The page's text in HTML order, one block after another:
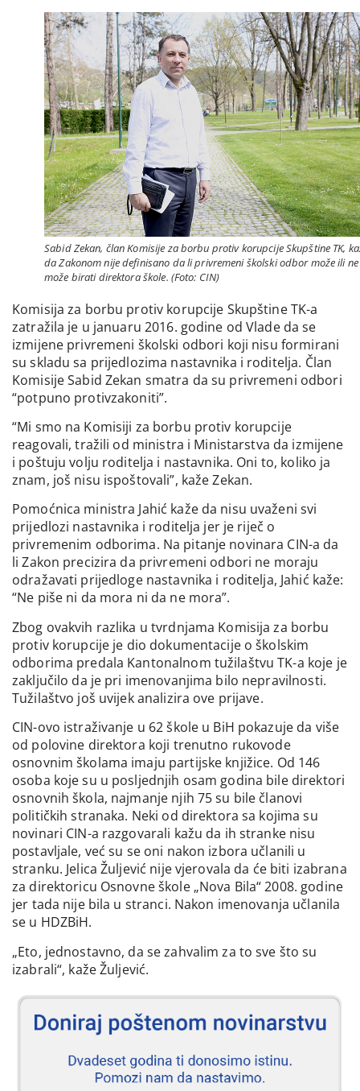
Sabid Zekan, član Komisije za borbu protiv korupcije Skupštine TK,
da Zakonom nije definisano da li privremeni školski odbor može ili ne
može birati direktora škole. (Foto: CIN)
Komisija za borbu protiv korupcije Skupštine TK-a
zatražila je u januaru 2016. godine od Vlade da se
izmijene privremeni školski odbori koji nisu formirani
su skladu sa prijedlozima nastavnika i roditelja. Član
Komisije Sabid Zekan smatra da su privremeni odbori
“potpuno protivzakoniti”.
“Mi smo na Komisiji za borbu protiv korupcije
reagovali, tražili od ministra i Ministarstva da izmijene
i poštuju volju roditelja i nastavnika. Oni to, koliko ja
znam, još nisu ispoštovali”, kaže Zekan.
Pomoćnica ministra Jahić kaže da nisu uvaženi svi
prijedlozi nastavnika i roditelja jer je riječ o
privremenim odborima. Na pitanje novinara CIN-a da
li Zakon precizira da privremeni odbori ne moraju
odražavati prijedloge nastavnika i roditelja, Jahić kaže:
“Ne piše ni da mora ni da ne mora”.
Zbog ovakvih razlika u tvrdnjama Komisija za borbu
protiv korupcije je dio dokumentacije o školskim
odborima predala Kantonalnom tužilaštvu TK-a koje je
zaključilo da je pri imenovanjima bilo nepravilnosti.
Tužilaštvo još uvijek analizira ove prijave.
CIN-ovo istraživanje u 62 škole u BiH pokazuje da više
od polovine direktora koji trenutno rukovode
osnovnim školama imaju partijske knjižice. Od 146
osoba koje su u posljednjih osam godina bile direktori
osnovnih škola, najmanje njih 75 su bile članovi
političkih stranaka. Neki od direktora sa kojima su
novinari CIN-a razgovarali kažu da ih stranke nisu
postavljale, već su se oni nakon izbora učlanili u
stranku. Jelica Žuljević nije vjerovala da će biti izabrana
za direktoricu Osnovne škole „Nova Bila“ 2008. godine
jer tada nije bila u stranci. Nakon imenovanja učlanila
se u HDZBiH.
„Eto, jednostavno, da se zahvalim za to sve što su
izabrali“, kaže Žuljević.